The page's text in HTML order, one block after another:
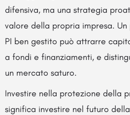
difensiva, ma una strategia
valore della propria impresa.
PI ben gestito può attrarre
a fondi e finanziamenti, e
un mercato saturo.
Investire nella protezione della
significa investire nel futuro